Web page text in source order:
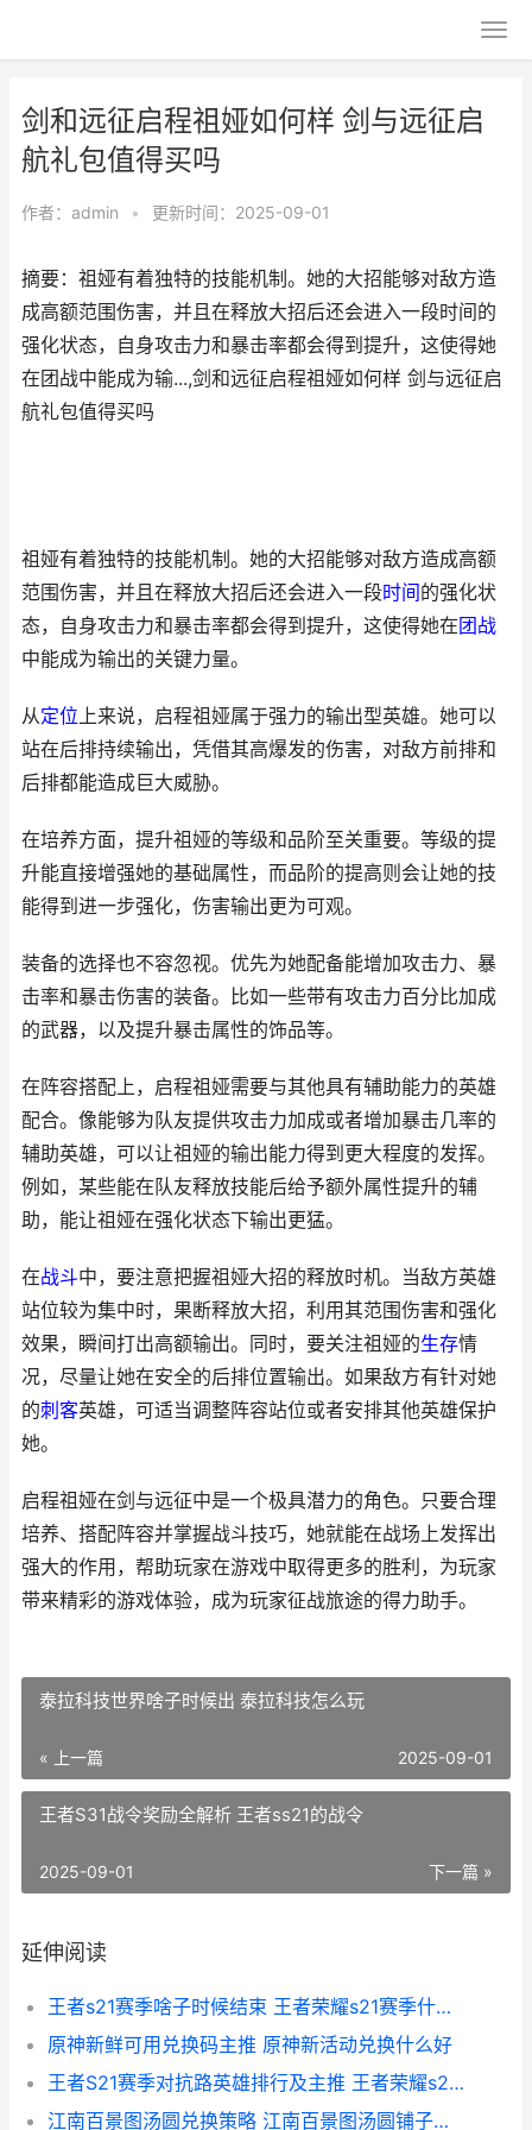
剑和远征启程祖娅如何样 剑与远征启
航礼包值得买吗
作者： admin • 更新时间：2025-09-01
摘要：祖娅有着独特的技能机制。她的大招能够对敌方造
成高额范围伤害，并且在释放大招后还会进入一段时间的
强化状态，自身攻击力和暴击率都会得到提升，这使得她
在团战中能成为输...,剑和远征启程祖娅如何样 剑与远征启
航礼包值得买吗
祖娅有着独特的技能机制。她的大招能够对敌方造成高额
范围伤害，并且在释放大招后还会进入一段时间的强化状
态，自身攻击力和暴击率都会得到提升，这使得她在团战
中能成为输出的关键力量。
从定位上来说，启程祖娅属于强力的输出型英雄。她可以
站在后排持续输出，凭借其高爆发的伤害，对敌方前排和
后排都能造成巨大威胁。
在培养方面，提升祖娅的等级和品阶至关重要。等级的提
升能直接增强她的基础属性，而品阶的提高则会让她的技
能得到进一步强化，伤害输出更为可观。
装备的选择也不容忽视。优先为她配备能增加攻击力、暴
击率和暴击伤害的装备。比如一些带有攻击力百分比加成
的武器，以及提升暴击属性的饰品等。
在阵容搭配上，启程祖娅需要与其他具有辅助能力的英雄
配合。像能够为队友提供攻击力加成或者增加暴击几率的
辅助英雄，可以让祖娅的输出能力得到更大程度的发挥。
例如，某些能在队友释放技能后给予额外属性提升的辅
助，能让祖娅在强化状态下输出更猛。
在战斗中，要注意把握祖娅大招的释放时机。当敌方英雄
站位较为集中时，果断释放大招，利用其范围伤害和强化
效果，瞬间打出高额输出。同时，要关注祖娅的生存情
况，尽量让她在安全的后排位置输出。如果敌方有针对她
的刺客英雄，可适当调整阵容站位或者安排其他英雄保护
她。
启程祖娅在剑与远征中是一个极具潜力的角色。只要合理
培养、搭配阵容并掌握战斗技巧，她就能在战场上发挥出
强大的作用，帮助玩家在游戏中取得更多的胜利，为玩家
带来精彩的游戏体验，成为玩家征战旅途的得力助手。
泰拉科技世界啥子时候出 泰拉科技怎么玩
« 上一篇 2025-09-01
王者S31战令奖励全解析 王者ss21的战令
下一篇 »
2025-09-01
延伸阅读
王者s21赛季啥子时候结束 王者荣耀s21赛季什么时候完
原神新鲜可用兑换码主推 原神新活动兑换什么好
王者S21赛季对抗路英雄排行及主推 王者荣耀s21赛季对抗路
江南百景图汤圆兑换策略 江南百景图汤圆铺子怎么获得